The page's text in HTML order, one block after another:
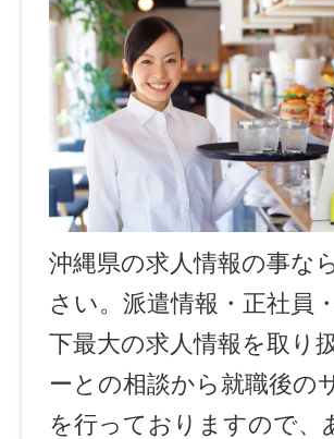
沖縄県の求人情報の事な
さい。派遣情報・正社員
下最大の求人情報を取り
ーとの相談から就職後の
を行っておりますので